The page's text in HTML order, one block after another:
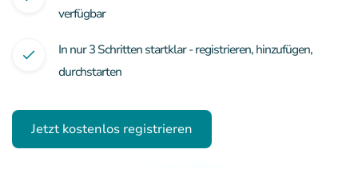
verfügbar
In nur 3 Schritten startklar - registrieren, hinzufügen,
durchstarten
Jetzt kostenlos registrieren